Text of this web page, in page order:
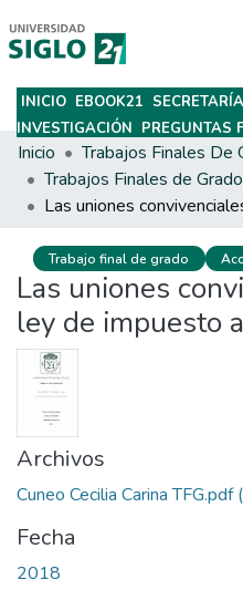
Subir
INICIO EBOOK21
INVESTIGACIÓN PREGUNTAS
Inicio
Trabajos Finales de Grado
Trabajo final de grado
Las uniones
ley de impuesto
Archivos
Cuneo Cecilia Carina TFG.pdf
Fecha
2018